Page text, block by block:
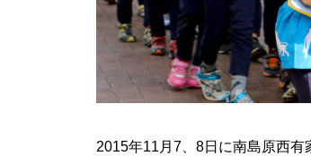
うどいい距離
し」
回 島原半島推
2015年11月7、8日に南島原西有